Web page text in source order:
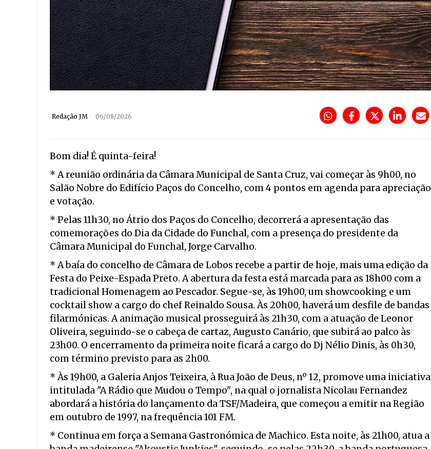
Redação JM 06/08/2026
Bom dia! É quinta-feira!
* A reunião ordinária da Câmara Municipal de Santa Cruz, vai começar às 9h00, no
Salão Nobre do Edifício Paços do Concelho, com 4 pontos em agenda para apreciação
e votação.
* Pelas 11h30, no Átrio dos Paços do Concelho, decorrerá a apresentação das
comemorações do Dia da Cidade do Funchal, com a presença do presidente da
Câmara Municipal do Funchal, Jorge Carvalho.
* A baía do concelho de Câmara de Lobos recebe a partir de hoje, mais uma edição da
Festa do Peixe-Espada Preto. A abertura da festa está marcada para as 18h00 com a
tradicional Homenagem ao Pescador. Segue-se, às 19h00, um showcooking e um
cocktail show a cargo do chef Reinaldo Sousa. Às 20h00, haverá um desfile de bandas
filarmónicas. A animação musical prosseguirá às 21h30, com a atuação de Leonor
Oliveira, seguindo-se o cabeça de cartaz, Augusto Canário, que subirá ao palco às
23h00. O encerramento da primeira noite ficará a cargo do Dj Nélio Dinis, às 0h30,
com término previsto para as 2h00.
* Às 19h00, a Galeria Anjos Teixeira, à Rua João de Deus, nº 12, promove uma iniciativa
intitulada "A Rádio que Mudou o Tempo", na qual o jornalista Nicolau Fernandez
abordará a história do lançamento da TSF/Madeira, que começou a emitir na Região
em outubro de 1997, na frequência 101 FM.
* Continua em força a Semana Gastronómica de Machico. Esta noite, às 21h00, atua a